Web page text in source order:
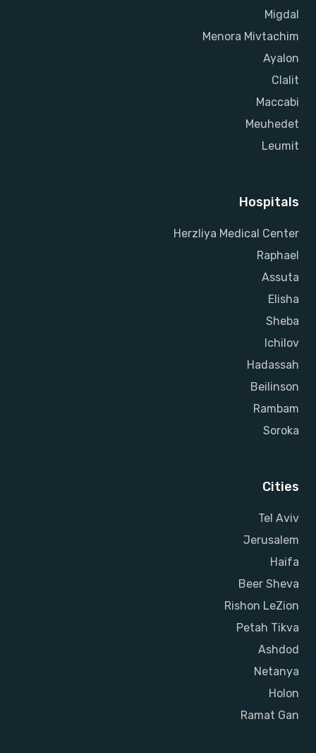
Migdal
Menora Mivtachim
Ayalon
Clalit
Maccabi
Meuhedet
Leumit
Hospitals
Herzliya Medical Center
Raphael
Assuta
Elisha
Sheba
Ichilov
Hadassah
Beilinson
Rambam
Soroka
Cities
Tel Aviv
Jerusalem
Haifa
Beer Sheva
Rishon LeZion
Petah Tikva
Ashdod
Netanya
Holon
Ramat Gan